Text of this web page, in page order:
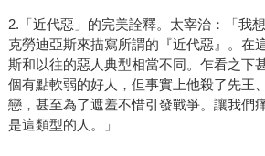
2.「近代惡」的完美詮釋。太宰治：「我
克勞迪亞斯來描寫所謂的『近代惡』。在
斯和以往的惡人典型相當不同。乍看之下
個有點軟弱的好人，但事實上他殺了先王
戀，甚至為了遮羞不惜引發戰爭。讓我們
是這類型的人。」